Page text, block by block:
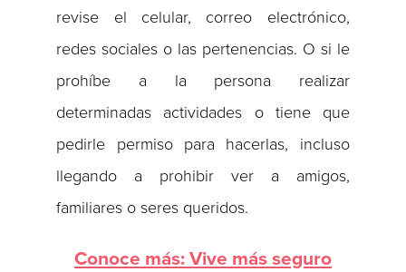
revise el celular, correo electrónico,
redes sociales o las pertenencias. O si le
prohíbe a la persona realizar
determinadas actividades o tiene que
pedirle permiso para hacerlas, incluso
llegando a prohibir ver a amigos,
familiares o seres queridos.
Conoce más: Vive más seguro